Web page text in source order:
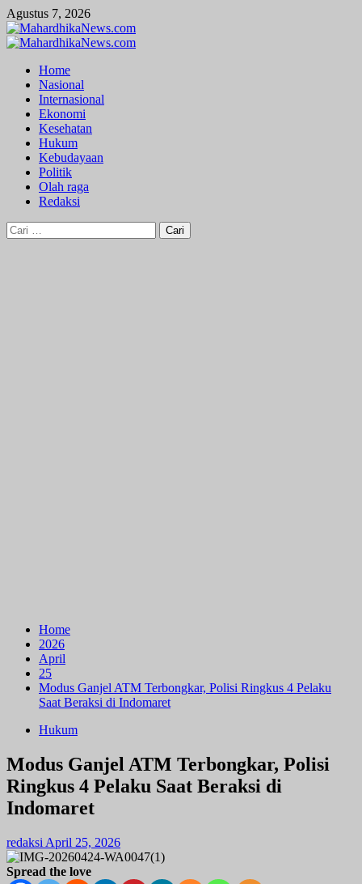
Skip
to
content
Agustus 7, 2026
Primary
Home
Nasional
Internasional
Ekonomi
Kesehatan
Hukum
Kebudayaan
Politik
Olah raga
Redaksi
Cari
untuk:
Home
2026
April
25
Modus Ganjel ATM Terbongkar, Polisi Ringkus 4 Pelaku
Saat Beraksi di Indomaret
Hukum
Modus Ganjel ATM Terbongkar, Polisi
Ringkus 4 Pelaku Saat Beraksi di
Indomaret
redaksi April 25, 2026
Spread the love